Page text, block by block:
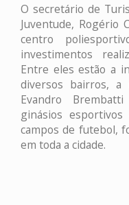
O secretário de
Juventude, Rogério
centro
investimentos
Entre eles estão a
diversos bairros, a
Evandro
ginásios
campos de futebol,
em toda a cidade.